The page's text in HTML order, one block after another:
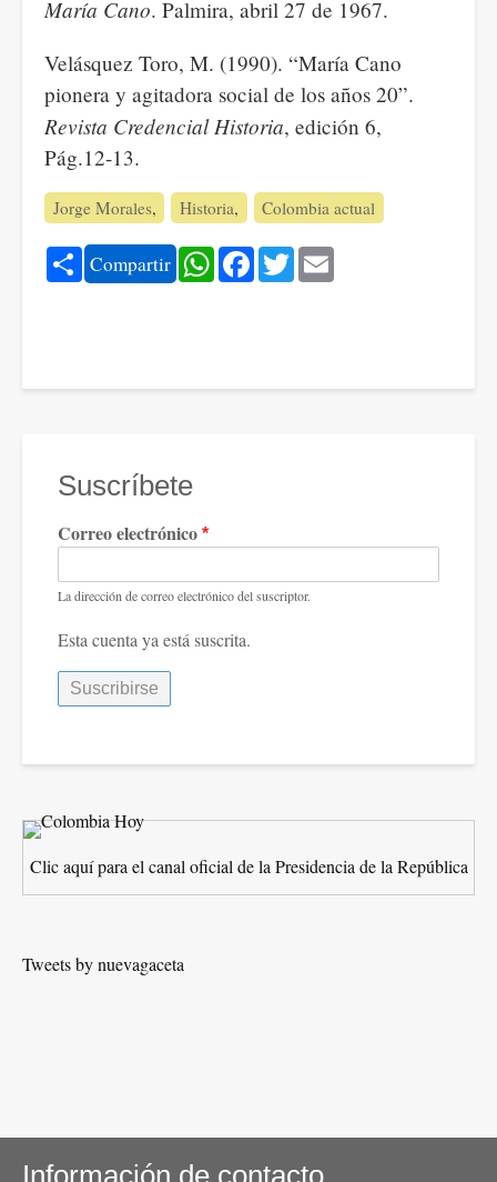
María Cano. Palmira, abril 27 de 1967.
Velásquez Toro, M. (1990). “María Cano
pionera y agitadora social de los años 20”.
Revista Credencial Historia, edición 6,
Pág.12-13.
Jorge Morales Historia Colombia actual
Share
Compartir WhatsApp
Facebook
Twitter
Suscríbete
Correo electrónico
La dirección de correo electrónico del suscriptor.
Esta cuenta ya está suscrita.
Clic aquí para el canal oficial de la Presidencia de la República
Tweets by nuevagaceta
Información de contacto